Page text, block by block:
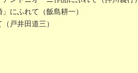
にふれて（飯島耕一）
戸井田道三）